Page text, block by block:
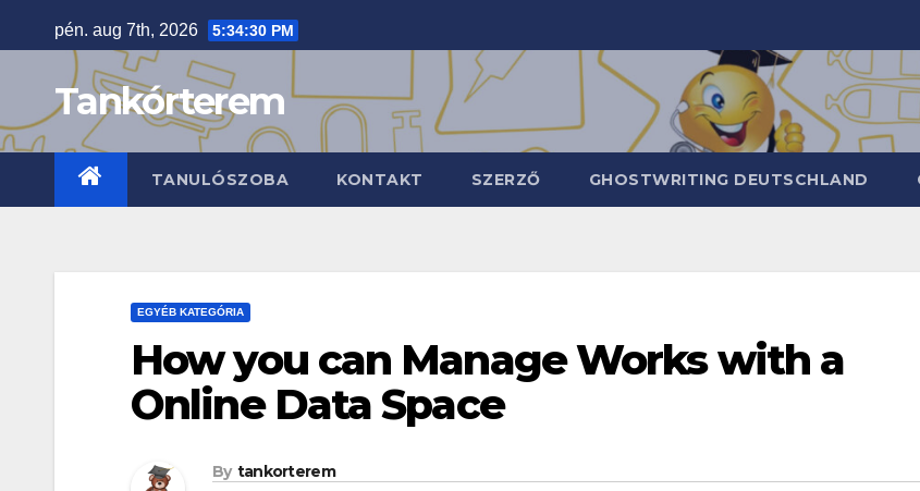
to
pén. aug 7th, 2026 5:34:31 PM
Tankórterem
TANULÓSZOBA KONTAKT SZERZŐ GHOSTWRITING DEUTSCHLAND
EGYÉB KATEGÓRIA
How you can Manage Works with a
Online Data Space
By tankorterem